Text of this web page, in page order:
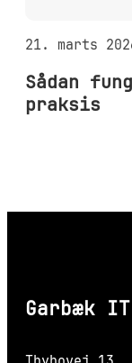
21. marts
Sådan
praksis
Garbæk IT